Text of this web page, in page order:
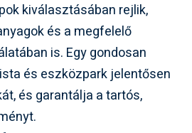
kiválasztásában rejlik,
és a megfelelő
is. Egy gondosan
és eszközpark jelentősen
és garantálja a tartós,